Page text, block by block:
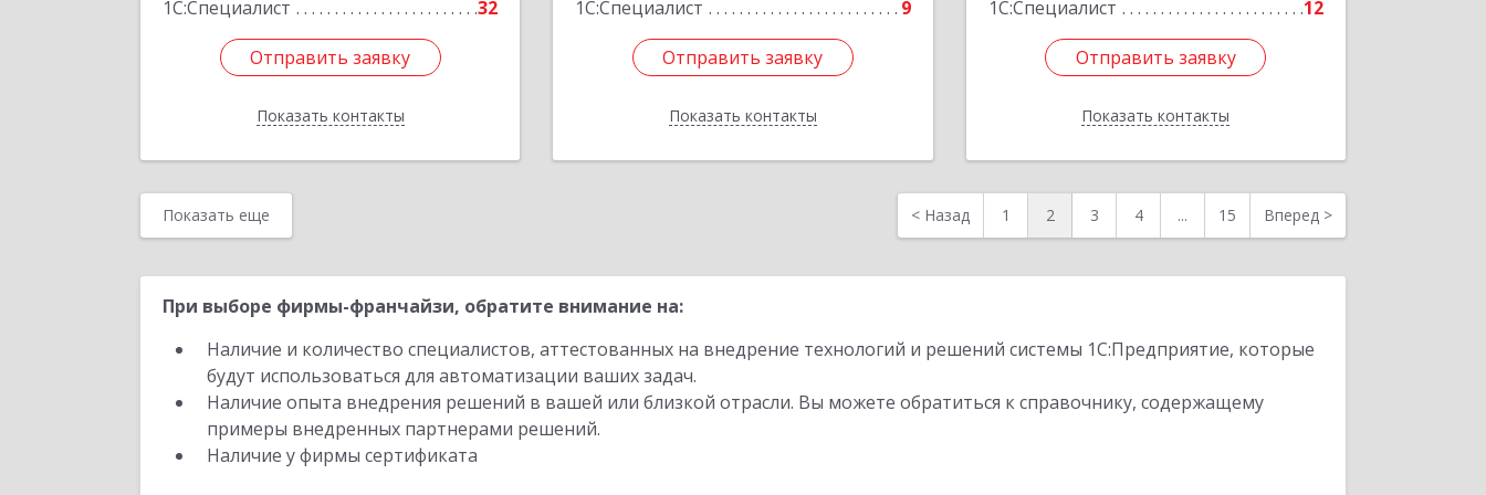
1С:Специалист
32
Отправить заявку
Показать контакты
Отправить заявку
Назад
1С:Специалист
9
Отправить заявку
Показать контакты
Отправить заявку
Назад
1С:Специалист
12
Отправить заявку
Показать контакты
Отправить заявку
Назад
Показать еще < Назад 1 2 3 4 ... 15 Вперед >
При выборе фирмы-франчайзи, обратите внимание на:
Наличие и количество специалистов, аттестованных на внедрение технологий и решений системы 1С:Предприятие, которые
будут использоваться для автоматизации ваших задач.
Наличие опыта внедрения решений в вашей или близкой отрасли. Вы можете обратиться к справочнику, содержащему
примеры внедренных партнерами решений.
Наличие у фирмы сертификата